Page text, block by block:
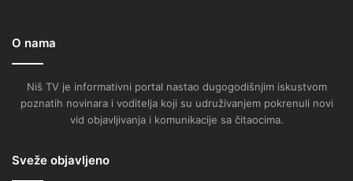
O nama
Niš TV je informativni portal nastao dugogodišnjim iskustvom
poznatih novinara i voditelja koji su udruživanjem pokrenuli novi
vid objavljivanja i komunikacije sa čitaocima.
Sveže objavljeno